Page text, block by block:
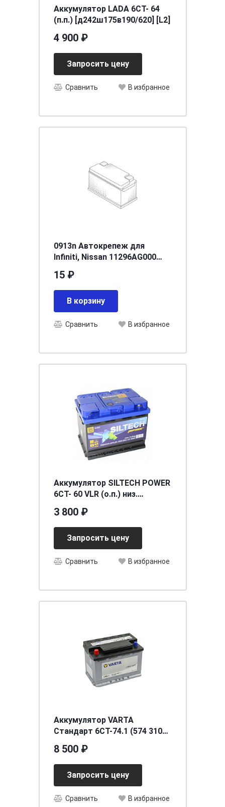
Аккумулятор LADA 6СТ- 64
(п.п.) [д242ш175в190/620] [L2]
4 900 ₽
Запросить цену
Сравнить В избранное
0913n Автокрепеж для
Infiniti, Nissan 11296AG000
15 ₽
В корзину
Сравнить В избранное
Аккумулятор SILTECH POWER
6СТ- 60 VLR (о.п.) низ.
3 800 ₽
Запросить цену
Сравнить В избранное
Аккумулятор VARTA
Стандарт 6CT-74.1 (574 310
8 500 ₽
Запросить цену
Сравнить В избранное